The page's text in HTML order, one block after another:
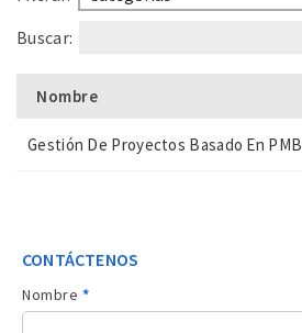
Buscar:
Nombre
Gestión De Proyectos Basado En
CONTÁCTENOS
Contacto
sidebar
Nombre *